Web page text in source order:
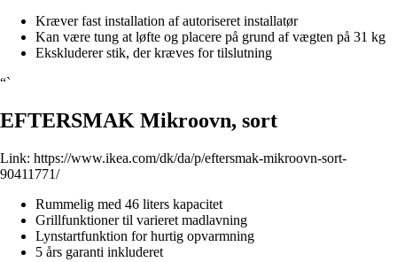
Kræver fast installation af autoriseret installatør
Kan være tung at løfte og placere på grund af vægten på 31 kg
Ekskluderer stik, der kræves for tilslutning
“`
EFTERSMAK Mikroovn, sort
Link: https://www.ikea.com/dk/da/p/eftersmak-mikroovn-sort-
90411771/
Rummelig med 46 liters kapacitet
Grillfunktioner til varieret madlavning
Lynstartfunktion for hurtig opvarmning
5 års garanti inkluderet